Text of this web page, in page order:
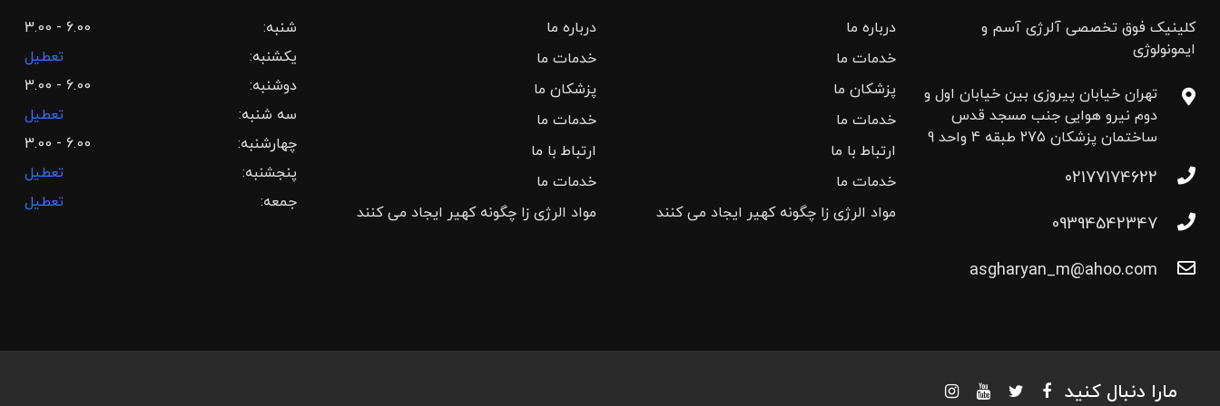
کلینیک فوق تخصصی آلرژی آسم و
ایمونولوژی
تهران خیابان پیروزی بین خیابان اول و
دوم نیرو هوایی جنب مسجد قدس
ساختمان پزشکان 275 طبقه 4 واحد 9
02177174622
09394542347
asgharyan_m@ahoo.com
درباره ما
خدمات ما
پزشکان ما
خدمات ما
ارتباط با ما
خدمات ما
مواد الرژی زا چگونه کهیر ایجاد می کنند
درباره ما
خدمات ما
پزشکان ما
خدمات ما
ارتباط با ما
خدمات ما
مواد الرژی زا چگونه کهیر ایجاد می کنند
شنبه:
3.00 - 6.00
یکشنبه:
تعطیل
دوشنبه:
3.00 - 6.00
سه شنبه:
تعطیل
چهارشنبه:
3.00 - 6.00
پنجشنبه:
تعطیل
جمعه:
تعطیل
مارا دنبال کنید